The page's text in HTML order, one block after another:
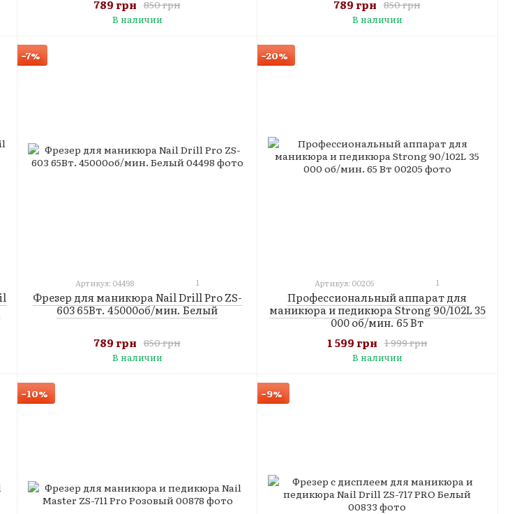
850 грн
789 грн
В наличии
850 грн
789 грн
В наличии
−7%
Артикул: 04498 1
Фрезер для маникюра Nail Drill Pro ZS-
603 65Вт. 45000об/мин. Белый
850 грн
789 грн
В наличии
−20%
Артикул: 00205 1
Профессиональный аппарат для
маникюра и педикюра Strong 90/102L 35
000 об/мин. 65 Вт
1 999 грн
1 599 грн
В наличии
−10% −9%